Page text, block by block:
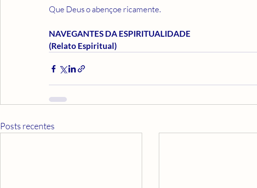
Que Deus o abençoe ricamente.
NAVEGANTES DA ESPIRITUALIDADE
(Relato Espiritual)
Posts recentes